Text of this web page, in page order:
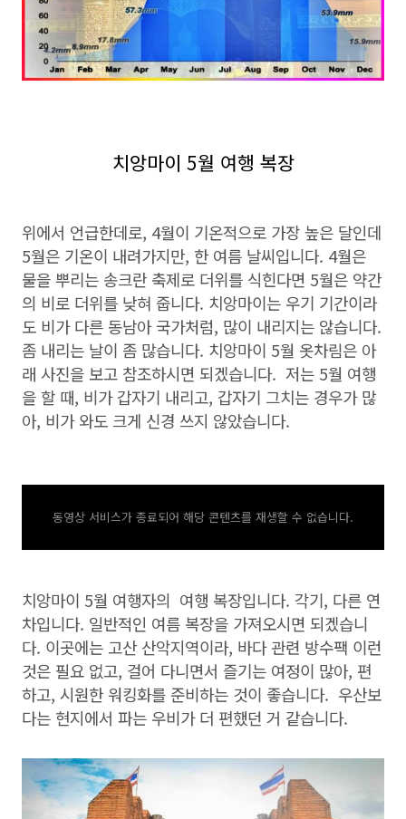
치앙마이 5월 여행 복장
위에서 언급한데로, 4월이 기온적으로 가장 높은 달인데
5월은 기온이 내려가지만, 한 여름 날씨입니다. 4월은
물을 뿌리는 송크란 축제로 더위를 식힌다면 5월은 약간
의 비로 더위를 낮혀 줍니다. 치앙마이는 우기 기간이라
도 비가 다른 동남아 국가처럼, 많이 내리지는 않습니다.
좀 내리는 날이 좀 많습니다. 치앙마이 5월 옷차림은 아
래 사진을 보고 참조하시면 되겠습니다. 저는 5월 여행
을 할 때, 비가 갑자기 내리고, 갑자기 그치는 경우가 많
아, 비가 와도 크게 신경 쓰지 않았습니다.
동영상 서비스가 종료되어 해당 콘텐츠를 재생할 수 없습니다.
치앙마이 5월 여행자의 여행 복장입니다. 각기, 다른 연
차입니다. 일반적인 여름 복장을 가져오시면 되겠습니
다. 이곳에는 고산 산악지역이라, 바다 관련 방수팩 이런
것은 필요 없고, 걸어 다니면서 즐기는 여정이 많아, 편
하고, 시원한 워킹화를 준비하는 것이 좋습니다. 우산보
다는 현지에서 파는 우비가 더 편했던 거 같습니다.